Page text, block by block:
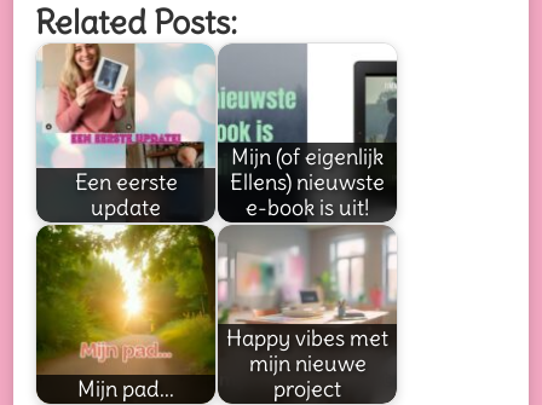
Related Posts:
Een eerste
update
Mijn (of eigenlijk
Ellens) nieuwste
e-book is uit!
Mijn pad...
Happy vibes met
mijn nieuwe
project